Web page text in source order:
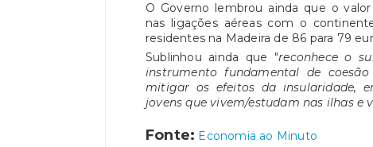
O Governo lembrou ainda que o
nas ligações aéreas com o
residentes na Madeira de 86 para 79
Sublinhou ainda que "reconhece o
instrumento fundamental de
mitigar os efeitos da insularidade,
jovens que vivem/estudam nas ilhas e
Fonte: Economia ao Minuto